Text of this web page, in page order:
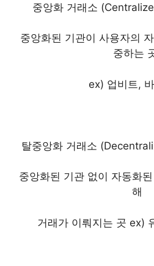
중앙화 거래소
중앙화된 기관이 사용자의
중하는
ex) 업비트,
탈중앙화 거래소
중앙화된 기관 없이 자동화
해
거래가 이뤄지는 곳 ex)